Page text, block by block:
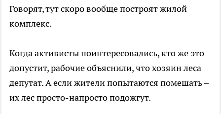
Говорят, тут скоро вообще построят жилой
комплекс.
Когда активисты поинтересовались, кто же это
допустит, рабочие объяснили, что хозяин леса
депутат. А если жители попытаются помешать –
их лес просто-напросто подожгут.